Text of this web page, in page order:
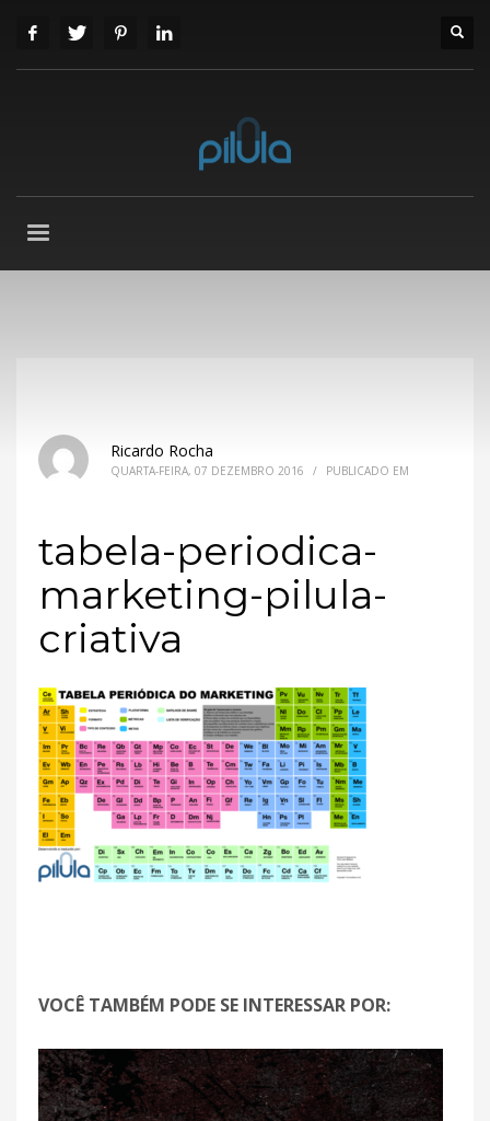
Ricardo Rocha
QUARTA-FEIRA, 07 DEZEMBRO 2016 / PUBLICADO EM
tabela-periodica-
marketing-pilula-
criativa
VOCÊ TAMBÉM PODE SE INTERESSAR POR: